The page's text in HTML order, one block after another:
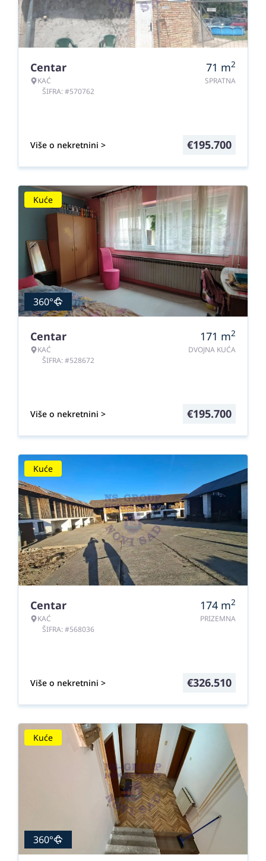
Centar
KAĆ
ŠIFRA: #570762
71 m2
SPRATNA
Više o nekretnini > €195.700
Kuće
360°
Centar
KAĆ
ŠIFRA: #528672
171 m2
DVOJNA KUĆA
Više o nekretnini > €195.700
Kuće
Centar
KAĆ
ŠIFRA: #568036
174 m2
PRIZEMNA
Više o nekretnini > €326.510
Kuće
360°